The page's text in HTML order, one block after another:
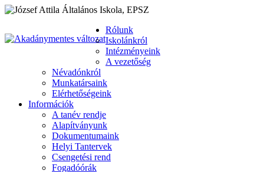
Rólunk
Iskolánkról
Intézményeink
A vezetőség
Névadónkról
Munkatársaink
Elérhetőségeink
Információk
A tanév rendje
Alapítványunk
Dokumentumaink
Helyi Tantervek
Csengetési rend
Fogadóórák